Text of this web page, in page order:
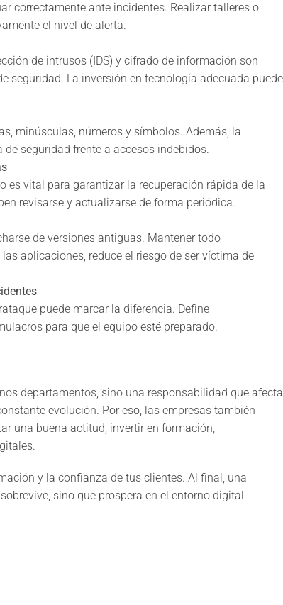
correctamente ante incidentes. Realizar talleres o
el nivel de alerta.
de intrusos (IDS) y cifrado de información son
seguridad. La inversión en tecnología adecuada puede
minúsculas, números y símbolos. Además, la
seguridad frente a accesos indebidos.
es vital para garantizar la recuperación rápida de la
revisarse y actualizarse de forma periódica.
de versiones antiguas. Mantener todo
aplicaciones, reduce el riesgo de ser víctima de
puede marcar la diferencia. Define
para que el equipo esté preparado.
departamentos, sino una responsabilidad que afecta
evolución. Por eso, las empresas también
una buena actitud, invertir en formación,
y la confianza de tus clientes. Al final, una
sino que prospera en el entorno digital